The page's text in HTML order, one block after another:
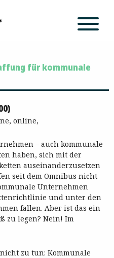
für kommunale
online,
– auch kommunale
haben, sich mit der
auseinanderzusetzen
seit dem Omnibus nicht
Unternehmen
und unter den
fallen. Aber ist das ein
zu legen? Nein! Im
zu tun: Kommunale